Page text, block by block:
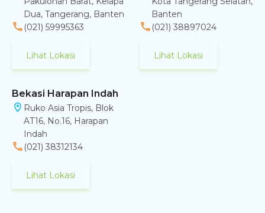
Dua, Tangerang, Banten
(021) 59995363
Lihat Lokasi
Banten
(021) 38897024
Lihat Lokasi
Bekasi Harapan Indah
Ruko Asia Tropis, Blok
AT16, No.16, Harapan
Indah
(021) 38312134
Lihat Lokasi